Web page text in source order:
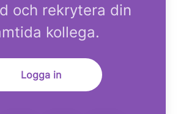
och rekrytera din
kollega.
Logga in